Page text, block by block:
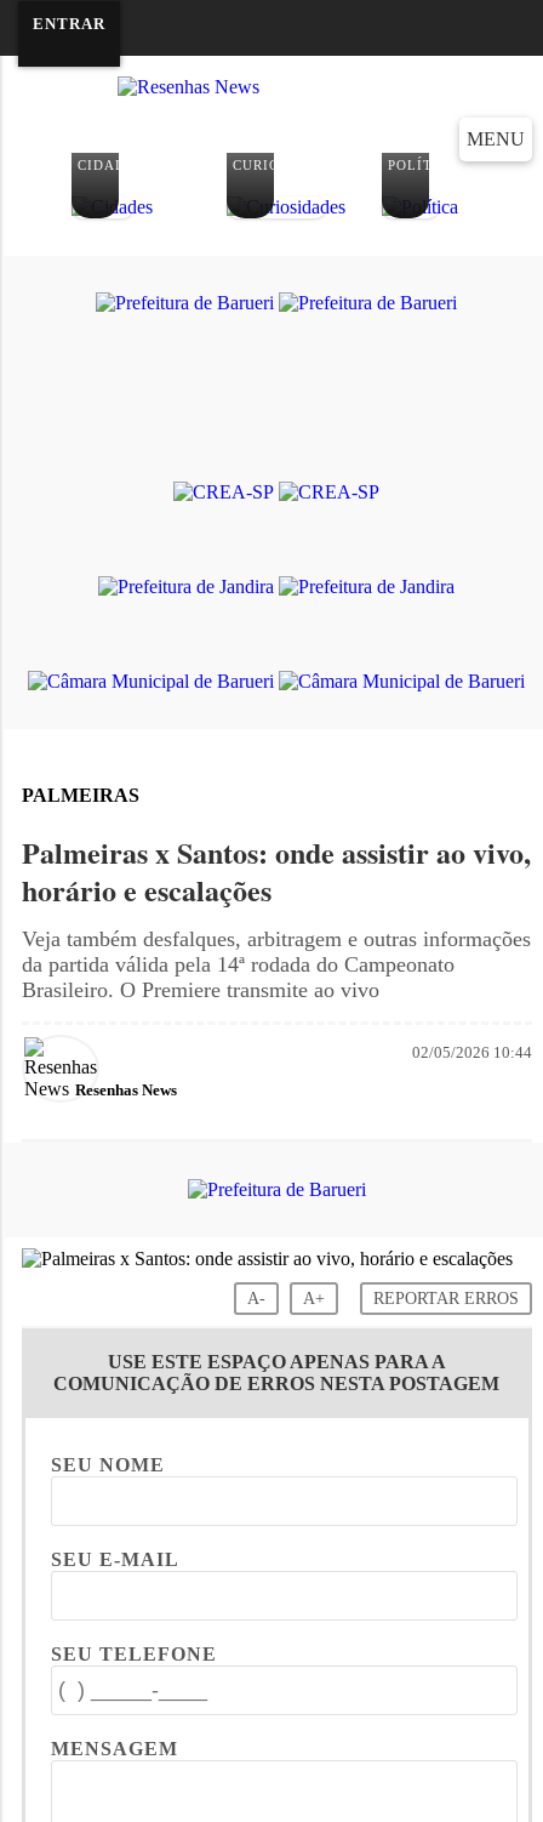
ENTRAR
MENU
CIDADES CURIOSIDADES POLÍTICA
PALMEIRAS
Palmeiras x Santos: onde assistir ao vivo,
horário e escalações
Veja também desfalques, arbitragem e outras informações
da partida válida pela 14ª rodada do Campeonato
Brasileiro. O Premiere transmite ao vivo
Resenhas News
02/05/2026 10:44
A- A+ REPORTAR ERROS
USE ESTE ESPAÇO APENAS PARA A
COMUNICAÇÃO DE ERROS NESTA POSTAGEM
SEU NOME
SEU E-MAIL
SEU TELEFONE
MENSAGEM